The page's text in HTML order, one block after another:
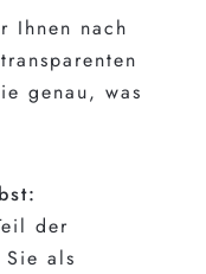
Ihnen nach
genau, was
der
als